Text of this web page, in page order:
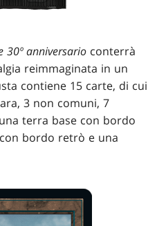
30º anniversario conterrà
reimmaginata in un
contiene 15 carte, di cui
3 non comuni, 7
terra base con bordo
bordo retrò e una